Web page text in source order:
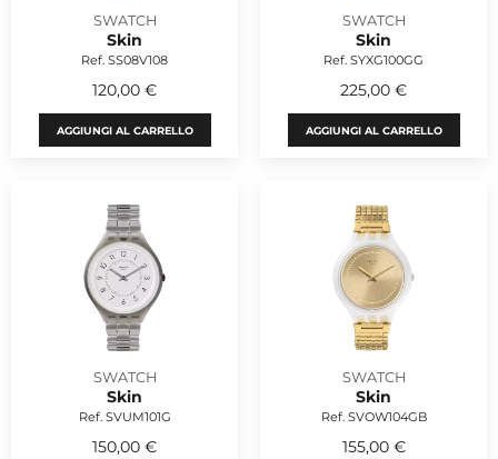
SWATCH
Skin
Ref. SS08V108
120,00 €
AGGIUNGI AL CARRELLO
SWATCH
Skin
Ref. SYXG100GG
225,00 €
AGGIUNGI AL CARRELLO
SWATCH
Skin
Ref. SVUM101G
150,00 €
SWATCH
Skin
Ref. SVOW104GB
155,00 €